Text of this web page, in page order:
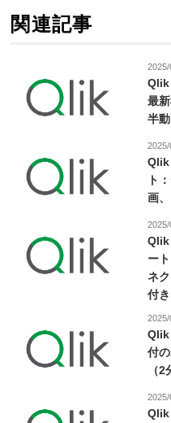
関連記事
Qlik
最
半
Qlik
ト
画
Qlik
ー
ネ
付き
Qlik
付
（
Qlik